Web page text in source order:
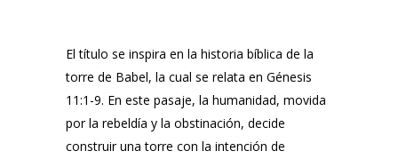
El título se inspira en la historia bíblica de la
torre de Babel, la cual se relata en Génesis
11:1-9. En este pasaje, la humanidad, movida
por la rebeldía y la obstinación, decide
construir una torre con la intención de